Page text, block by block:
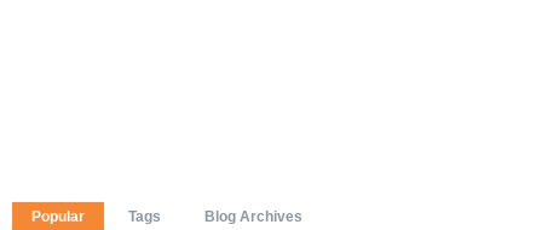
Popular Tags Blog Archives